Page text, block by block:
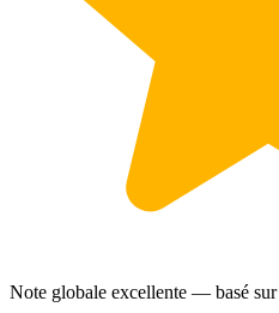
Note globale excellente — basé sur